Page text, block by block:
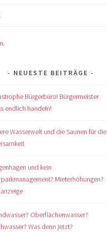
NEUESTE BEITRÄGE
Bürgerbüro! Bürgermeister
endlich handeln!
Wasserwelt und die Saunen für die
und kein
Mieterhöhungen?
Oberflächenwasser?
Was denn jetzt?